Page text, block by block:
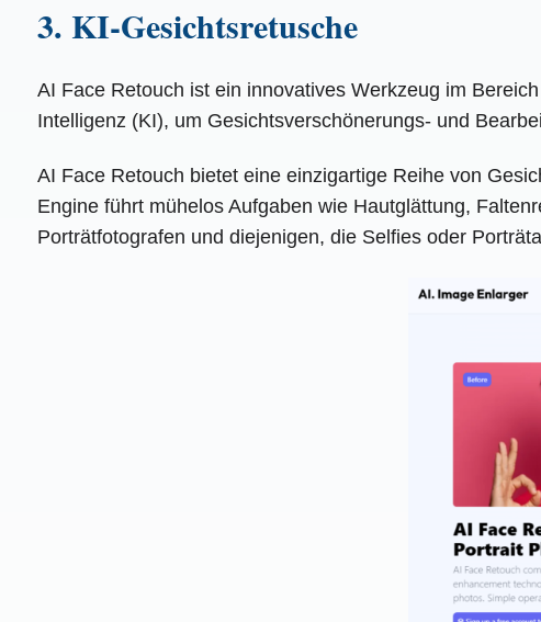
3. KI-Gesichtsretusche
AI Face Retouch ist ein innovatives Werkzeug im
Intelligenz (KI), um Gesichtsverschönerungs- und
AI Face Retouch bietet eine einzigartige Reihe von
Engine führt mühelos Aufgaben wie Hautglättung,
Porträtfotografen und diejenigen, die Selfies oder